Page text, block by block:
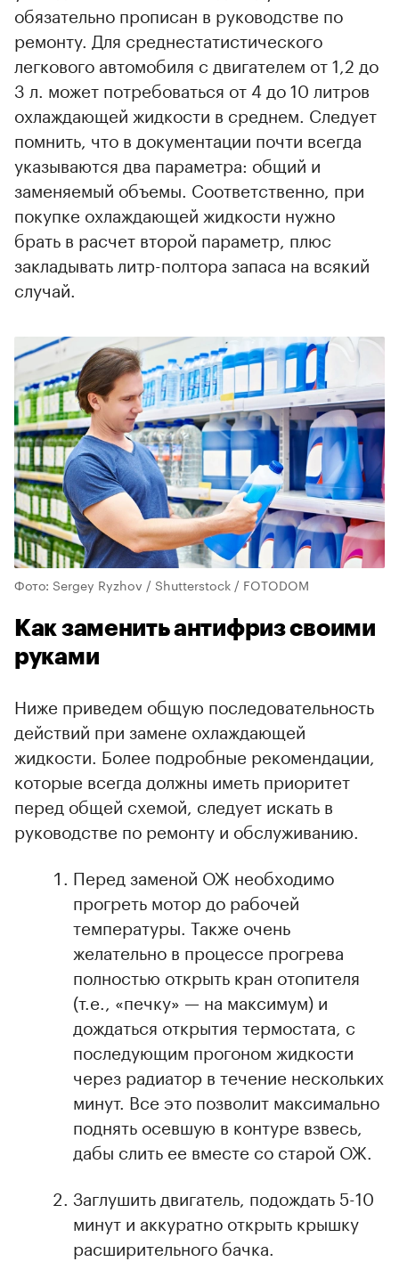
обязательно прописан в руководстве по
ремонту. Для среднестатистического
легкового автомобиля с двигателем от 1,2 до
3 л. может потребоваться от 4 до 10 литров
охлаждающей жидкости в среднем. Следует
помнить, что в документации почти всегда
указываются два параметра: общий и
заменяемый объемы. Соответственно, при
покупке охлаждающей жидкости нужно
брать в расчет второй параметр, плюс
закладывать литр-полтора запаса на всякий
случай.
Фото: Sergey Ryzhov / Shutterstock / FOTODOM
Как заменить антифриз своими
руками
Ниже приведем общую последовательность
действий при замене охлаждающей
жидкости. Более подробные рекомендации,
которые всегда должны иметь приоритет
перед общей схемой, следует искать в
руководстве по ремонту и обслуживанию.
Перед заменой ОЖ необходимо
прогреть мотор до рабочей
температуры. Также очень
желательно в процессе прогрева
полностью открыть кран отопителя
(т.е., «печку» — на максимум) и
дождаться открытия термостата, с
последующим прогоном жидкости
через радиатор в течение нескольких
минут. Все это позволит максимально
поднять осевшую в контуре взвесь,
дабы слить ее вместе со старой ОЖ.
Заглушить двигатель, подождать 5-10
минут и аккуратно открыть крышку
расширительного бачка.